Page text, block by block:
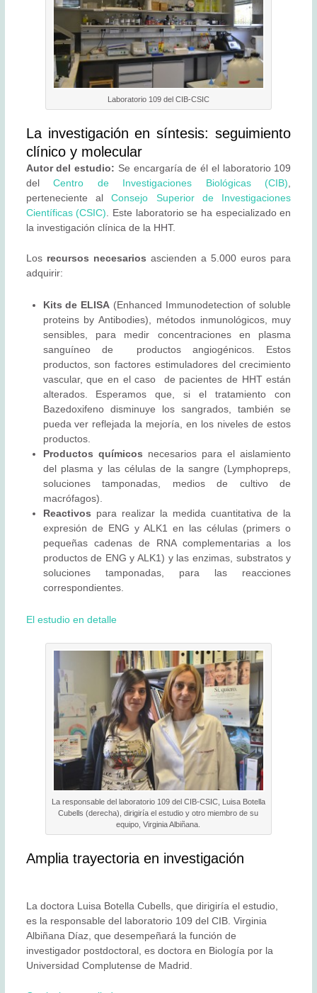
Laboratorio 109 del CIB-CSIC
La investigación en síntesis: seguimiento
clínico y molecular
Autor del estudio: Se encargaría de él el laboratorio 109
delCentro de Investigaciones Biológicas (CIB)
perteneciente alConsejo Superior de Investigaciones
Científicas (CSIC) . Este laboratorio se ha especializado en
la investigación clínica de la HHT.
Los recursos necesarios ascienden a 5.000 euros para
adquirir:
Kits de ELISA (Enhanced Immunodetection of soluble
proteins by Antibodies), métodos inmunológicos, muy
sensibles, para medir concentraciones en plasma
sanguíneo de productos angiogénicos. Estos
productos, son factores estimuladores del crecimiento
vascular, que en el caso de pacientes de HHT están
alterados. Esperamos que, si el tratamiento con
Bazedoxifeno disminuye los sangrados, también se
pueda ver reflejada la mejoría, en los niveles de estos
productos.
Productos químicos necesarios para el aislamiento
del plasma y las células de la sangre (Lymphopreps,
soluciones tamponadas, medios de cultivo de
macrófagos).
Reactivos para realizar la medida cuantitativa de la
expresión de ENG y ALK1 en las células (primers o
pequeñas cadenas de RNA complementarias a los
productos de ENG y ALK1) y las enzimas, substratos y
soluciones tamponadas, para las reacciones
correspondientes.
El estudio en detalle
La responsable del laboratorio 109 del CIB-CSIC, Luisa Botella
Cubells (derecha), dirigiría el estudio y otro miembro de su
equipo, Virginia Albiñana.
Amplia trayectoria en investigación
La doctora Luisa Botella Cubells, que dirigiría el estudio,
es la responsable del laboratorio 109 del CIB. Virginia
Albiñana Díaz, que desempeñará la función de
investigador postdoctoral, es doctora en Biología por la
Universidad Complutense de Madrid.